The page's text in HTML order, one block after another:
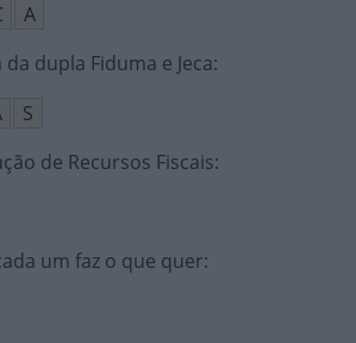
A
dupla Fiduma e Jeca:
S
de Recursos Fiscais:
um faz o que quer: